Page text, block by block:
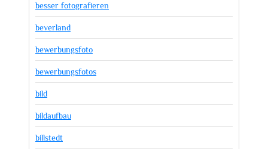
besser fotografieren
beverland
bewerbungsfoto
bewerbungsfotos
bild
bildaufbau
billstedt